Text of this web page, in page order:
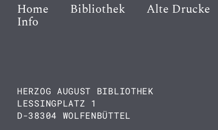
Home Bibliothek Alte Drucke
Info
HERZOG AUGUST BIBLIOTHEK
LESSINGPLATZ 1
D-38304 WOLFENBÜTTEL